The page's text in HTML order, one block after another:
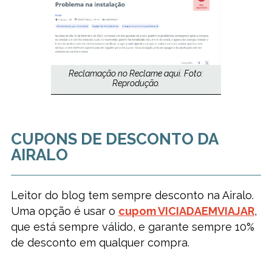
Reclamação no Reclame aqui. Foto:
Reprodução.
CUPONS DE DESCONTO DA
AIRALO
Leitor do blog tem sempre desconto na Airalo.
Uma opção é usar o cupom VICIADAEMVIAJAR,
que está sempre válido, e garante sempre 10%
de desconto em qualquer compra.